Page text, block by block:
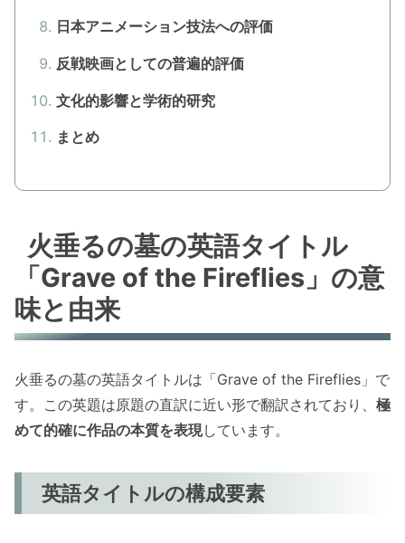
日本アニメーション技法への評価
反戦映画としての普遍的評価
文化的影響と学術的研究
まとめ
火垂るの墓の英語タイトル
「Grave of the Fireflies」の意
味と由来
火垂るの墓の英語タイトルは「Grave of the Fireflies」で
す。この英題は原題の直訳に近い形で翻訳されており、 極
めて的確に作品の本質を表現しています。
英語タイトルの構成要素